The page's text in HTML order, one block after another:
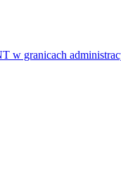
w granicach